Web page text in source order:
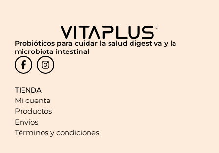
Probióticos para cuidar la salud digestiva y la
microbiota intestinal
TIENDA
Mi cuenta
Productos
Envíos
Términos y condiciones